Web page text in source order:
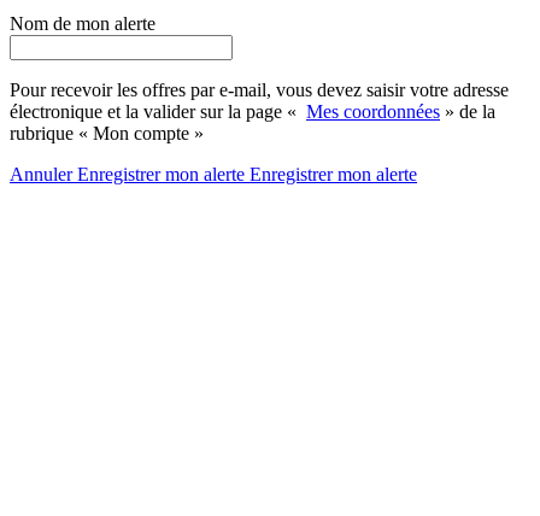
Nom de mon alerte
Pour recevoir les offres par e-mail, vous devez saisir votre adresse
électronique et la valider sur la page « Mes coordonnées » de la
rubrique « Mon compte »
AnnulerEnregistrer mon alerte Enregistrermon alerte